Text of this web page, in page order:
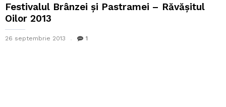
Festivalul Brânzei și Pastramei – Răvășitul
Oilor 2013
26 septembrie 2013 1